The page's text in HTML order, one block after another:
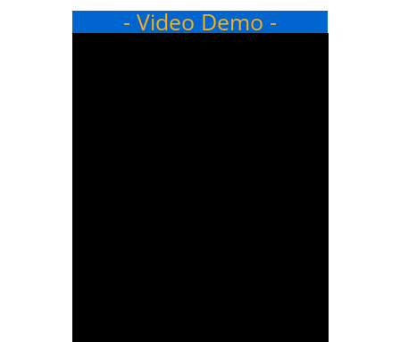
- Video Demo -